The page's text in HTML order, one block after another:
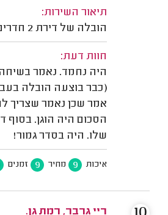
תיאור השירות:
הובלה של דירת 2 חדרים מיבנה לרחובות.
חוות דעת:
היה נחמד. נאמר בשיחה
(כבר בוצעה הובלה
אמר שכן נאמר שצריך
הסכום היה הוגן. בסוף
שלו. היה בסדר גמור!
איכות 9 מחיר 9 זמנים
ריי גרבר, רמת גן.